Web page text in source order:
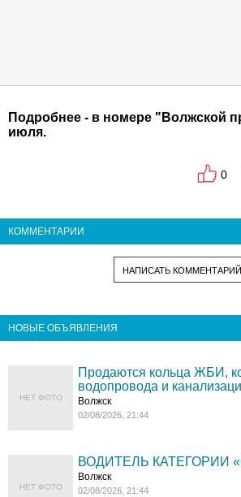
Подробнее - в номере "Волжской
июля.
0
КОММЕНТАРИИ
НАПИСАТЬ КОММЕНТАРИЙ
НОВЫЕ ОБЪЯВЛЕНИЯ
НЕТ ФОТО
Продаются кольца ЖБИ,
водопровода и
Волжск
02/08/2026, 21:44
НЕТ ФОТО
ВОДИТЕЛЬ КАТЕГОРИИ
Волжск
02/08/2026, 21:44